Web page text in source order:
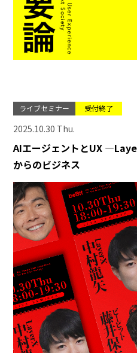
ライブセミナー 受付終了
2025.10.30 Thu.
AIエージェントとUX
からのビジネス